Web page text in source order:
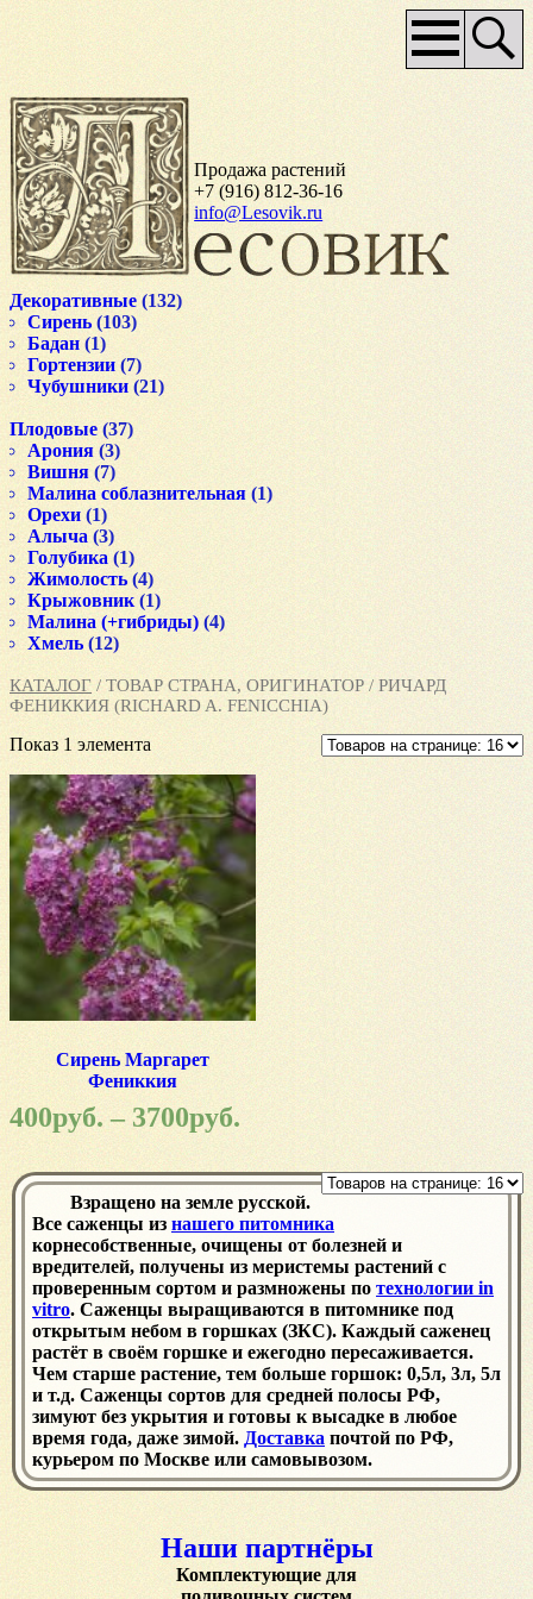
Продажа растений
+7 (916) 812-36-16
info@Lesovik.ru
Основное
меню
КАТАЛОГ / ТОВАР СТРАНА, ОРИГИНАТОР / РИЧАРД
ФЕНИККИЯ (RICHARD A. FENICCHIA)
Показ 1 элемента
Сирень Маргарет
Фениккия
400руб. – 3700руб.
Взращено на земле русской.
Все саженцы из нашего питомника
корнесобственные, очищены от болезней и
вредителей, получены из меристемы растений с
проверенным сортом и размножены по технологии in
vitro. Саженцы выращиваются в питомнике под
открытым небом в горшках (ЗКС). Каждый саженец
растёт в своём горшке и ежегодно пересаживается.
Чем старше растение, тем больше горшок: 0,5л, 3л, 5л
и т.д. Саженцы сортов для средней полосы РФ,
зимуют без укрытия и готовы к высадке в любое
время года, даже зимой. Доставка почтой по РФ,
курьером по Москве или самовывозом.
Декоративные (132)
Сирень (103)
Бадан (1)
Гортензии (7)
Чубушники (21)
Плодовые (37)
Арония (3)
Вишня (7)
Малина соблазнительная (1)
Орехи (1)
Алыча (3)
Голубика (1)
Жимолость (4)
Крыжовник (1)
Малина (+гибриды) (4)
Хмель (12)
Наши партнёры
Комплектующие для